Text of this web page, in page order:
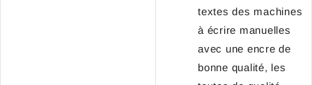
textes des machines
à écrire manuelles
avec une encre de
bonne qualité, les